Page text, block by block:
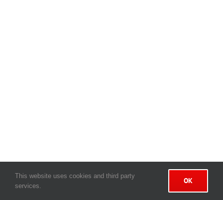
This website uses cookies and third party
services.
OK